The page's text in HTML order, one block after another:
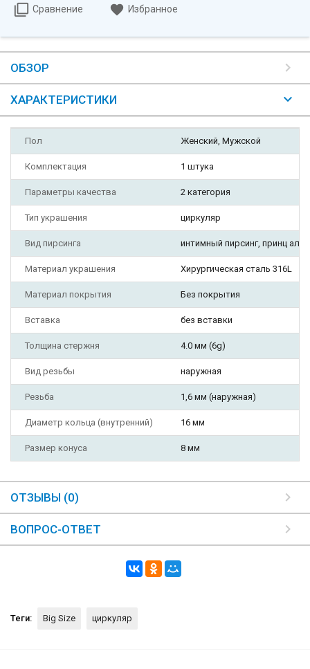
Сравнение Избранное
ОБЗОР
ХАРАКТЕРИСТИКИ
Пол Женский, Мужской
Комплектация 1 штука
Параметры качества 2 категория
Тип украшения циркуляр
Вид пирсинга интимный пирсинг, принц
Материал украшения Хирургическая сталь 316L
Материал покрытия Без покрытия
Вставка без вставки
Толщина стержня 4.0 мм (6g)
Вид резьбы наружная
Резьба 1,6 мм (наружная)
Диаметр кольца (внутренний) 16 мм
Размер конуса 8 мм
ОТЗЫВЫ (0)
ВОПРОС-ОТВЕТ
Теги: Big Size циркуляр